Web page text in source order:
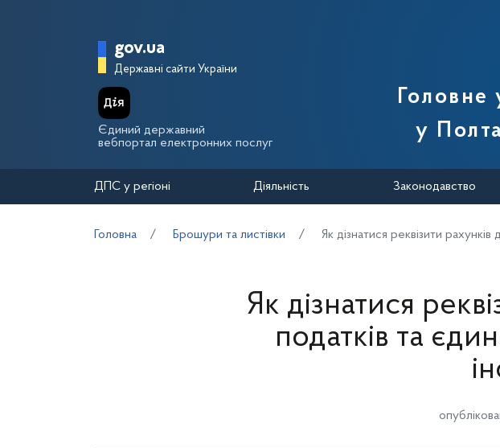
Головна сторінка Державної
gov.ua
Державні сайти України
Єдиний державний
вебпортал електронних послуг
Головне
у
ДПС у регіоні Діяльність Законодавство
Головна Брошури та листівки Як дізнатися реквізити
Як дізнатися
податків та